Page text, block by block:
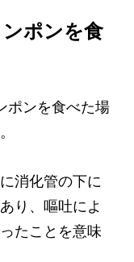
ポンを食
ポンを食べた場
消化管の下に
り、嘔吐によ
たことを意味